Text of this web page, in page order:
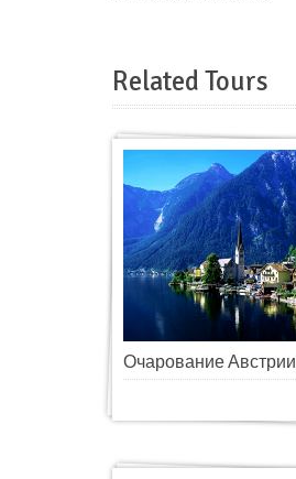
Related Tours
Очарование Австрии